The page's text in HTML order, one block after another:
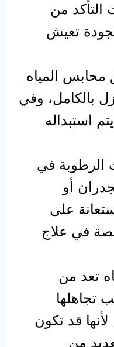
التأكد من
تعيش
محابس المياه
بالكامل، وفي
استبداله
الرطوبة في
أو
على
في علاج
تعد من
تجاهلها
قد تكون
من